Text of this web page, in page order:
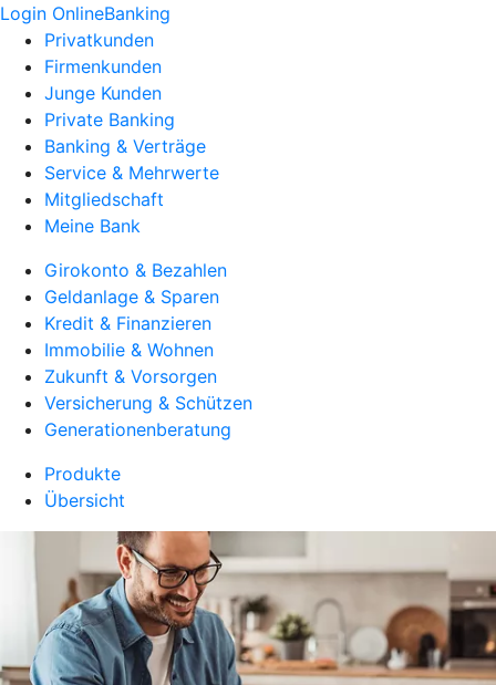
Login OnlineBanking
Privatkunden
Firmenkunden
Junge Kunden
Private Banking
Banking & Verträge
Service & Mehrwerte
Mitgliedschaft
Meine Bank
Girokonto & Bezahlen
Geldanlage & Sparen
Kredit & Finanzieren
Immobilie & Wohnen
Zukunft & Vorsorgen
Versicherung & Schützen
Generationenberatung
Produkte
Übersicht